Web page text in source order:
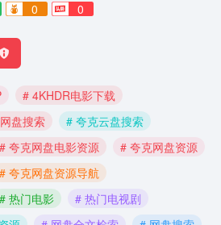
0 0
# 4KHDR电影下载
盘搜索
# 夸克云盘搜索
# 夸克网盘电影资源
# 夸克网盘资源
# 夸克网盘资源导航
# 热门电影
# 热门电视剧